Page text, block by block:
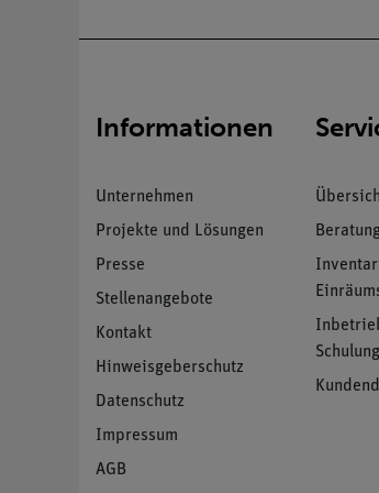
Informationen
Unternehmen
Projekte und Lösungen
Presse
Stellenangebote
Kontakt
Hinweisgeberschutz
Datenschutz
Impressum
AGB